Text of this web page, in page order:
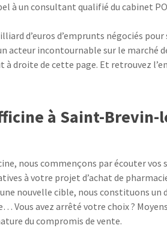
à un consultant qualifié du cabinet
d’euros d’emprunts négociés
incontournable sur le marché
droite de cette page. Et retrouvez
à Saint-Brevin-
nous commençons par écouter
à votre projet d’achat de
nouvelle cible, nous constituons
Vous avez arrêté votre choix ?
du compromis de vente.